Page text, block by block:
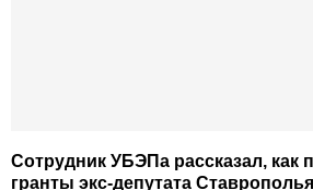
Сотрудник УБЭПа рассказал, как
гранты экс-депутата Ставрополья